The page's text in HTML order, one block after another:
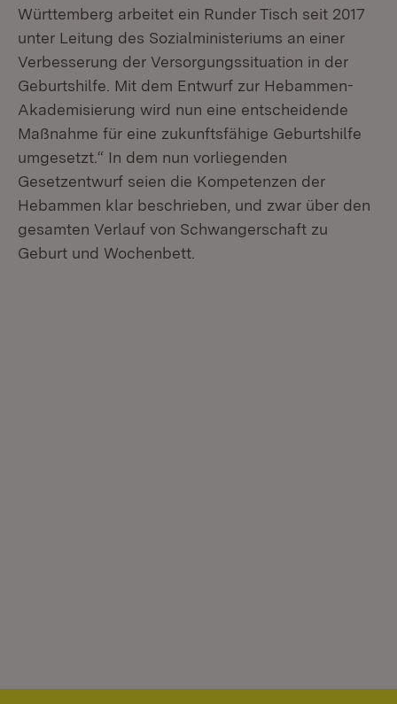
Württemberg arbeitet ein Runder Tisch seit 2017
unter Leitung des Sozialministeriums an einer
Verbesserung der Versorgungssituation in der
Geburtshilfe. Mit dem Entwurf zur Hebammen-
Akademisierung wird nun eine entscheidende
Maßnahme für eine zukunftsfähige Geburtshilfe
umgesetzt.“ In dem nun vorliegenden
Gesetzentwurf seien die Kompetenzen der
Hebammen klar beschrieben, und zwar über den
gesamten Verlauf von Schwangerschaft zu
Geburt und Wochenbett.